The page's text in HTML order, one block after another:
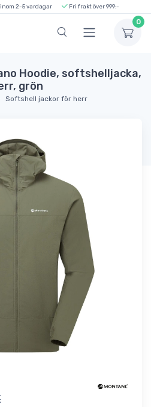
2-5 vardagar Fri frakt över 999:-
0
Hoodie, softshelljacka,
grön
Softshell jackor för herr